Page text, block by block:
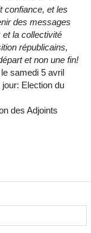
confiance, et les
des messages
la collectivité
républicains,
et non une fin!
samedi 5 avril
Election du
des Adjoints